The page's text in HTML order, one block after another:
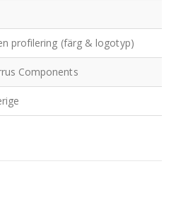
profilering (färg & logotyp)
Components